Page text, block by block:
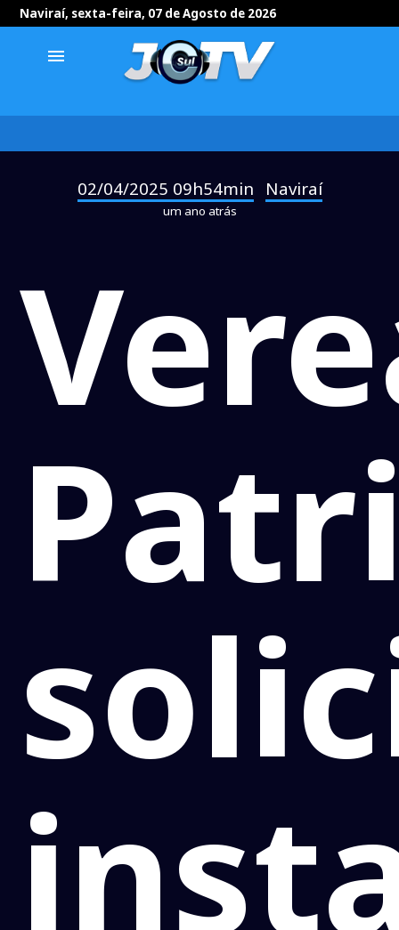
Naviraí, sexta-feira, 07 de Agosto de 2026
menu
02/04/2025 09h54min Naviraí
um ano atrás